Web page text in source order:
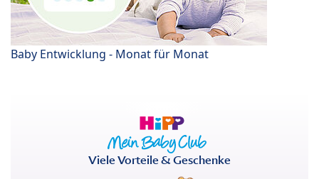
Baby Entwicklung - Monat für Monat
Viele Vorteile & Geschenke